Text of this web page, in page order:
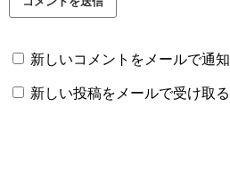
新しいコメントをメールで通知
新しい投稿をメールで受け取る